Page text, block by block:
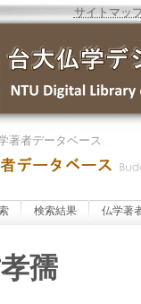
サイトマッ
著者データベース
検索結果 仏学著
孺